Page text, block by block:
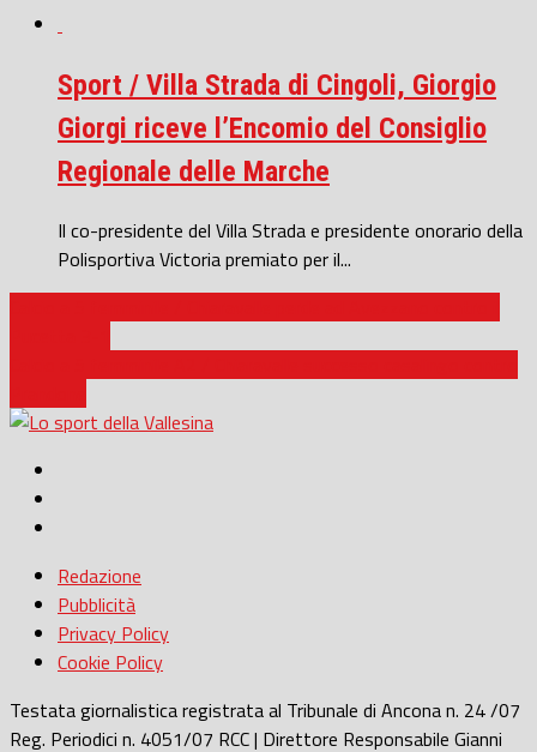
Sport / Villa Strada di Cingoli, Giorgio
Giorgi riceve l’Encomio del Consiglio
Regionale delle Marche
Il co-presidente del Villa Strada e presidente onorario della
Polisportiva Victoria premiato per il...
Redazione
Pubblicità
Privacy Policy
Cookie Policy
Testata giornalistica registrata al Tribunale di Ancona n. 24 /07
Reg. Periodici n. 4051/07 RCC | Direttore Responsabile Gianni